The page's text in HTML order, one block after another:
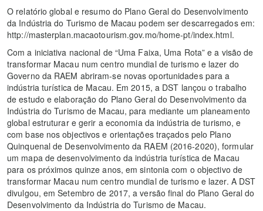
O relatório global e resumo do Plano Geral do Desenvolvimento
da Indústria do Turismo de Macau podem ser descarregados em:
http://masterplan.macaotourism.gov.mo/home-pt/index.html.
Com a iniciativa nacional de “Uma Faixa, Uma Rota” e a visão de
transformar Macau num centro mundial de turismo e lazer do
Governo da RAEM abriram-se novas oportunidades para a
indústria turística de Macau. Em 2015, a DST lançou o trabalho
de estudo e elaboração do Plano Geral do Desenvolvimento da
Indústria do Turismo de Macau, para mediante um planeamento
global estruturar e gerir a economia da indústria de turismo, e
com base nos objectivos e orientações traçados pelo Plano
Quinquenal de Desenvolvimento da RAEM (2016-2020), formular
um mapa de desenvolvimento da indústria turística de Macau
para os próximos quinze anos, em sintonia com o objectivo de
transformar Macau num centro mundial de turismo e lazer. A DST
divulgou, em Setembro de 2017, a versão final do Plano Geral do
Desenvolvimento da Indústria do Turismo de Macau.